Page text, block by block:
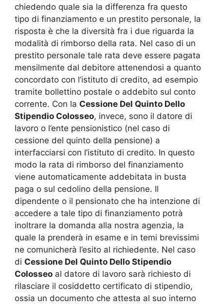
chiedendo quale sia la differenza fra questo
tipo di finanziamento e un prestito personale, la
risposta è che la diversità fra i due riguarda la
modalità di rimborso della rata. Nel caso di un
prestito personale tale rata deve essere pagata
mensilmente dal debitore attenendosi a quanto
concordato con l’istituto di credito, ad esempio
tramite bollettino postale o addebito sul conto
corrente. Con la Cessione Del Quinto Dello
Stipendio Colosseo, invece, sono il datore di
lavoro o l’ente pensionistico (nel caso di
cessione del quinto della pensione) a
interfacciarsi con l’istituto di credito. In questo
modo la rata di rimborso del finanziamento
viene automaticamente addebitata in busta
paga o sul cedolino della pensione. Il
dipendente o il pensionato che ha intenzione di
accedere a tale tipo di finanziamento potrà
inoltrare la domanda alla nostra agenzia, la
quale la prenderà in esame e in temi brevissimi
ne comunicherà l’esito al richiedente. Nel caso
di Cessione Del Quinto Dello Stipendio
Colosseo al datore di lavoro sarà richiesto di
rilasciare il cosiddetto certificato di stipendio,
ossia un documento che attesta al suo interno